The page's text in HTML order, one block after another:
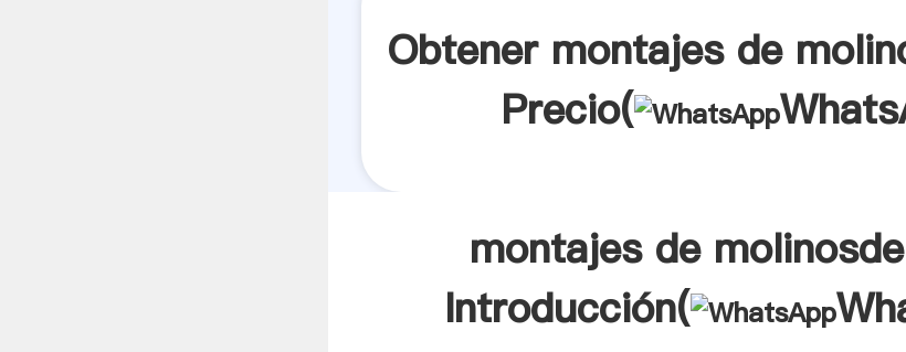
Obtener montajes de
Precio(
montajes de
Introducción(